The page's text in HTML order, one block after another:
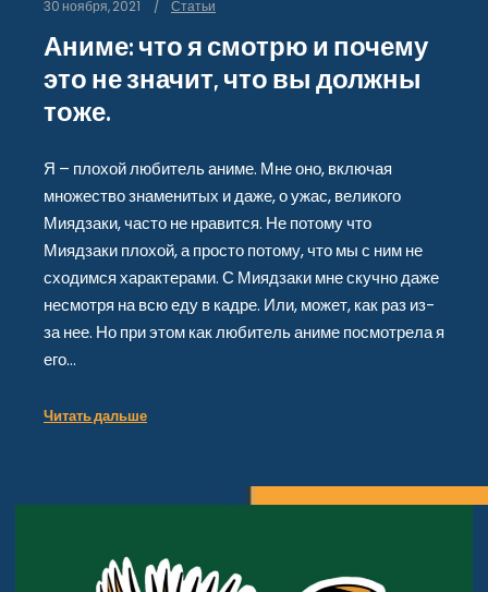
30 ноября, 2021 Статьи
Аниме: что я смотрю и почему
это не значит, что вы должны
тоже.
Я – плохой любитель аниме. Мне оно, включая
множество знаменитых и даже, о ужас, великого
Миядзаки, часто не нравится. Не потому что
Миядзаки плохой, а просто потому, что мы с ним не
сходимся характерами. С Миядзаки мне скучно даже
несмотря на всю еду в кадре. Или, может, как раз из-
за нее. Но при этом как любитель аниме посмотрела я
его…
Читать дальше